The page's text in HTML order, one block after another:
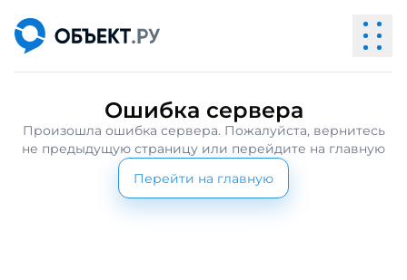
Ошибка сервера
Произошла ошибка сервера. Пожалуйста, вернитесь
не предыдущую страницу или перейдите на главную
Перейти на главную